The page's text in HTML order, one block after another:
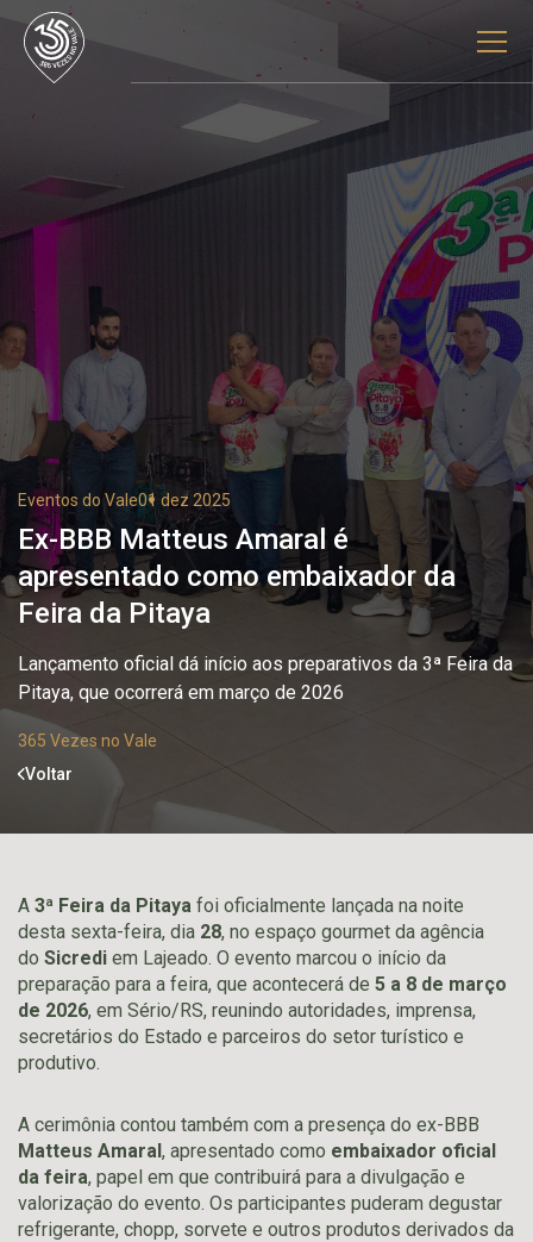
Eventos do Vale01 dez 2025
Ex-BBB Matteus Amaral é
apresentado como embaixador da
Feira da Pitaya
Lançamento oficial dá início aos preparativos da 3ª Feira da
Pitaya, que ocorrerá em março de 2026
365 Vezes no Vale
Voltar
A 3ª Feira da Pitaya foi oficialmente lançada na noite
desta sexta-feira, dia 28, no espaço gourmet da agência
do Sicredi em Lajeado. O evento marcou o início da
preparação para a feira, que acontecerá de 5 a 8 de março
de 2026, em Sério/RS, reunindo autoridades, imprensa,
secretários do Estado e parceiros do setor turístico e
produtivo.
A cerimônia contou também com a presença do ex-BBB
Matteus Amaral, apresentado como embaixador oficial
da feira, papel em que contribuirá para a divulgação e
valorização do evento. Os participantes puderam degustar
refrigerante, chopp, sorvete e outros produtos derivados da